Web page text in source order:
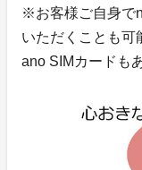
※お客様ご自身で
いただくことも可
ano SIMカードも